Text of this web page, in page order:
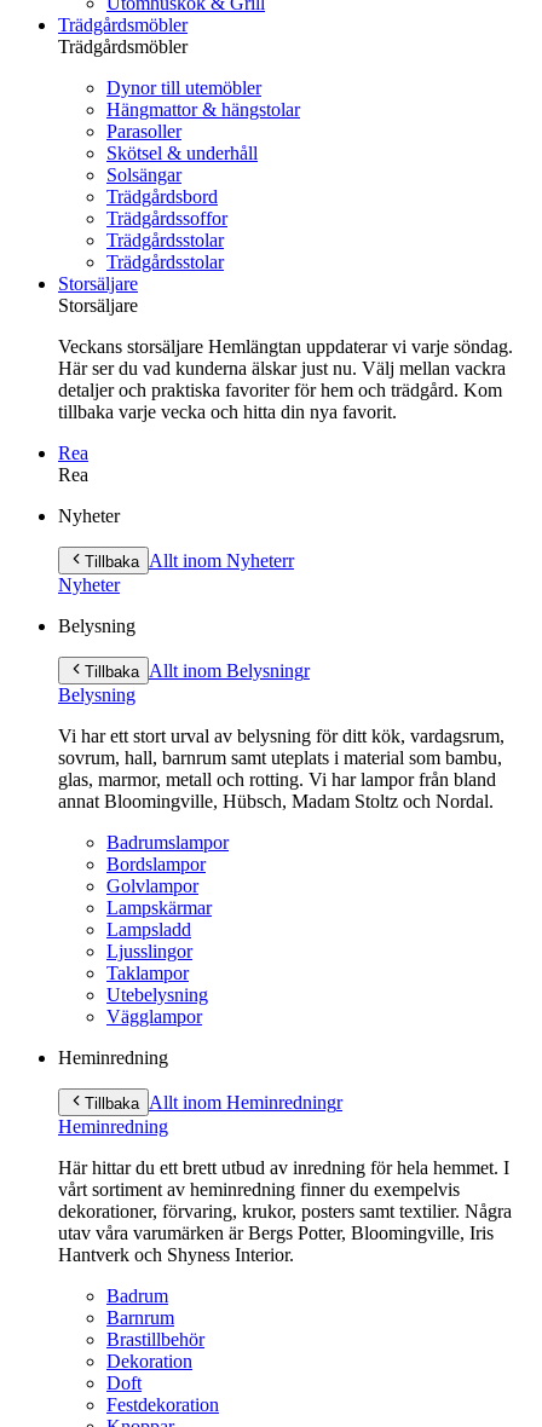
Trädgårdsmöbler
Trädgårdsmöbler
Dynor till utemöbler
Hängmattor & hängstolar
Parasoller
Skötsel & underhåll
Solsängar
Trädgårdsbord
Trädgårdssoffor
Trädgårdsstolar
Trädgårdsstolar
Storsäljare
Storsäljare
Veckans storsäljare Hemlängtan uppdaterar vi varje söndag.
Här ser du vad kunderna älskar just nu. Välj mellan vackra
detaljer och praktiska favoriter för hem och trädgård. Kom
tillbaka varje vecka och hitta din nya favorit.
Rea
Rea
innehåll
Nyheter
Tillbaka Allt inom Nyheterr
Nyheter
Belysning
Tillbaka Allt inom Belysningr
Belysning
Vi har ett stort urval av belysning för ditt kök, vardagsrum,
sovrum, hall, barnrum samt uteplats i material som bambu,
glas, marmor, metall och rotting. Vi har lampor från bland
annat Bloomingville, Hübsch, Madam Stoltz och Nordal.
Badrumslampor
Bordslampor
Golvlampor
Lampskärmar
Lampsladd
Ljusslingor
Taklampor
Utebelysning
Vägglampor
Heminredning
Tillbaka Allt inom Heminredningr
Heminredning
Här hittar du ett brett utbud av inredning för hela hemmet. I
vårt sortiment av heminredning finner du exempelvis
dekorationer, förvaring, krukor, posters samt textilier. Några
utav våra varumärken är Bergs Potter, Bloomingville, Iris
Hantverk och Shyness Interior.
Badrum
Barnrum
Brastillbehör
Dekoration
Doft
Festdekoration